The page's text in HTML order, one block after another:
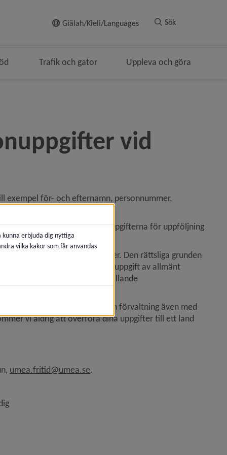
Giälah/Kieli/Languages Sök
Trafik och gator Uppleva och göra
vid
exempel för- och efternamn, personnummer,
Vi använder också uppgifterna för uppföljning
behandling av personuppgifter. Den rättsliga grunden
är nödvändig för att utföra en uppgift av allmänt
fritidsnämndens beslut i gällande
för system­utveckling och förvaltning även med
vi aldrig att överföra dina uppgifter till ett land
umea.fritid@umea.se.
erbjuda dig nyttiga
vilka kakor som får användas